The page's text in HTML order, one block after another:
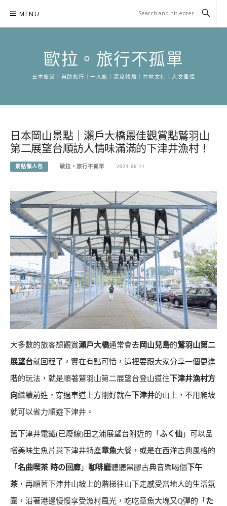
content
MENU
歐拉。旅行不孤單
日本旅遊｜自助旅行｜一人旅｜深度體驗｜在地文化｜人文風情
日本岡山景點｜瀨戶大橋最佳觀賞點鷲羽山
第二展望台順訪人情味滿滿的下津井漁村！
景點懶人包 歐拉。旅行不孤單 2023-06-11
大多數的旅客想觀賞瀨戶大橋通常會去岡山兒島的鷲羽山第二
展望台就回程了，實在有點可惜，這裡要跟大家分享一個更進
階的玩法，就是順著鷲羽山第二展望台登山道往下津井漁村方
向繼續前進，穿過車道上方剛好就在下津井的山上，不用爬坡
就可以省力順遊下津井。
舊下津井電鐵(已廢線)田之浦展望台附近的「 ふく仙 」可以品
嚐美味生魚片與下津井特產章魚大餐，或是在西洋古典風格的
「 名曲喫茶 時の回廊 」 咖啡廳聽聽黑膠古典音樂喝個下午
茶，再順著下津井山坡上的階梯往山下走感受當地人的生活氛
圍，沿著港邊慢慢享受漁村風光，吃吃章魚大塊又Q彈的「 た